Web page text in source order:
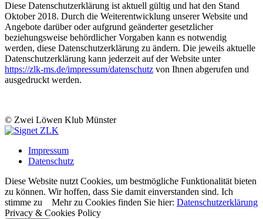
Diese Datenschutzerklärung ist aktuell gültig und hat den Stand
Oktober 2018. Durch die Weiterentwicklung unserer Website und
Angebote darüber oder aufgrund geänderter gesetzlicher
beziehungsweise behördlicher Vorgaben kann es notwendig
werden, diese Datenschutzerklärung zu ändern. Die jeweils aktuelle
Datenschutzerklärung kann jederzeit auf der Website unter
https://zlk-ms.de/impressum/datenschutz von Ihnen abgerufen und
ausgedruckt werden.
© Zwei Löwen Klub Münster
Impressum
Datenschutz
Diese Website nutzt Cookies, um bestmögliche Funktionalität bieten
zu können. Wir hoffen, dass Sie damit einverstanden sind. Ich
stimme zu Mehr zu Cookies finden Sie hier: Datenschutzerklärung
Privacy & Cookies Policy